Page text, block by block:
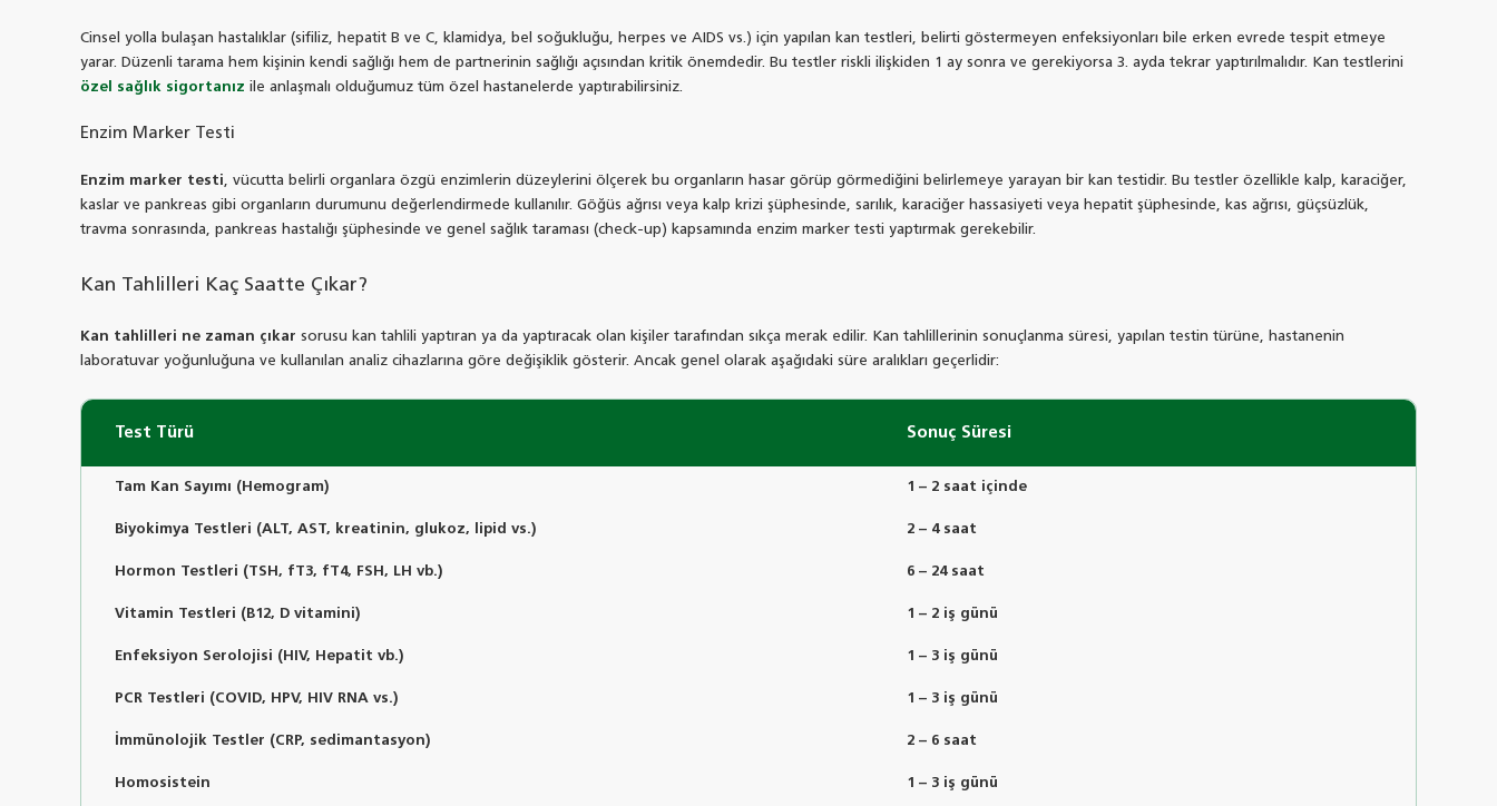
Cinsel yolla bulaşan hastalıklar (sifiliz, hepatit B ve C, klamidya, bel soğukluğu, herpes ve AIDS vs.) için yapılan kan testleri, belirti göstermeyen enfeksiyonları bile erken evrede tespit etmeye
yarar. Düzenli tarama hem kişinin kendi sağlığı hem de partnerinin sağlığı açısından kritik önemdedir. Bu testler riskli ilişkiden 1 ay sonra ve gerekiyorsa 3. ayda tekrar yaptırılmalıdır. Kan testlerini
özel sağlık sigortanız ile anlaşmalı olduğumuz tüm özel hastanelerde yaptırabilirsiniz.
Enzim Marker Testi
Enzim marker testi, vücutta belirli organlara özgü enzimlerin düzeylerini ölçerek bu organların hasar görüp görmediğini belirlemeye yarayan bir kan testidir. Bu testler özellikle kalp, karaciğer,
kaslar ve pankreas gibi organların durumunu değerlendirmede kullanılır. Göğüs ağrısı veya kalp krizi şüphesinde, sarılık, karaciğer hassasiyeti veya hepatit şüphesinde, kas ağrısı, güçsüzlük,
travma sonrasında, pankreas hastalığı şüphesinde ve genel sağlık taraması (check-up) kapsamında enzim marker testi yaptırmak gerekebilir.
Kan Tahlilleri Kaç Saatte Çıkar?
Kan tahlilleri ne zaman çıkar sorusu kan tahlili yaptıran ya da yaptıracak olan kişiler tarafından sıkça merak edilir. Kan tahlillerinin sonuçlanma süresi, yapılan testin türüne, hastanenin
laboratuvar yoğunluğuna ve kullanılan analiz cihazlarına göre değişiklik gösterir. Ancak genel olarak aşağıdaki süre aralıkları geçerlidir:
Test Türü Sonuç Süresi
Tam Kan Sayımı (Hemogram) 1 – 2 saat içinde
Biyokimya Testleri (ALT, AST, kreatinin, glukoz, lipid vs.) 2 – 4 saat
Hormon Testleri (TSH, fT3, fT4, FSH, LH vb.) 6 – 24 saat
Vitamin Testleri (B12, D vitamini) 1 – 2 iş günü
Enfeksiyon Serolojisi (HIV, Hepatit vb.) 1 – 3 iş günü
PCR Testleri (COVID, HPV, HIV RNA vs.) 1 – 3 iş günü
İmmünolojik Testler (CRP, sedimantasyon) 2 – 6 saat
Homosistein 1 – 3 iş günü